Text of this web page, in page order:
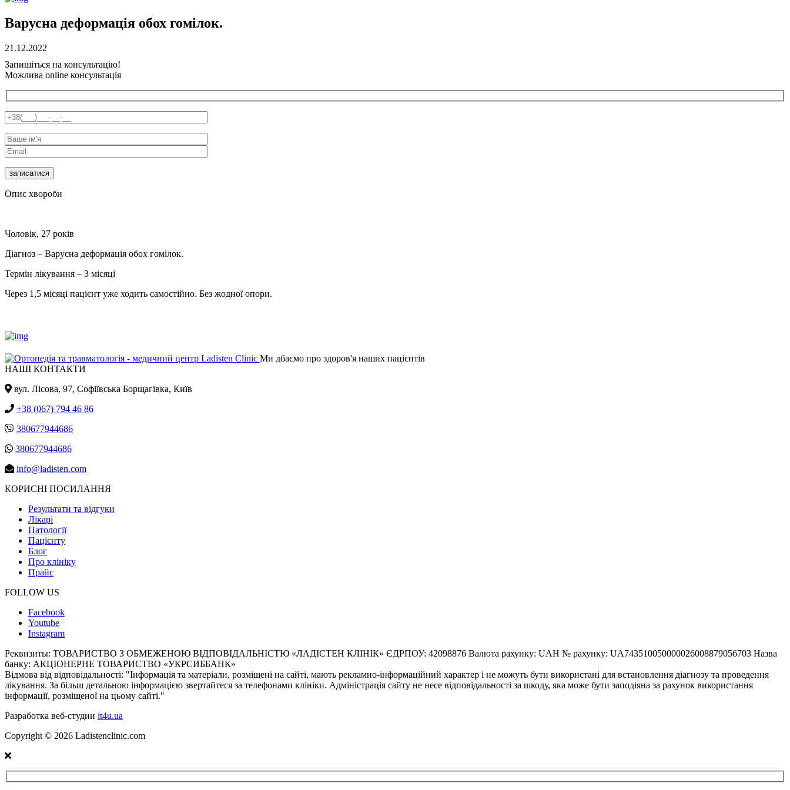
Варусна деформація обох гомілок.
21.12.2022
Запишіться на консультацію!
Можлива online консультація
Опис хвороби
Чоловік, 27 років
Діагноз – Варусна деформація обох гомілок.
Термін лікування – 3 місяці
Через 1,5 місяці пацієнт уже ходить самостійно. Без жодної опори.
Ми дбаємо про здоров'я наших пацієнтів
НАШІ КОНТАКТИ
вул. Лісова, 97, Cофіївська Борщагівка, Київ
+38 (067) 794 46 86
380677944686
380677944686
info@ladisten.com
КОРИСНІ ПОСИЛАННЯ
Результати та відгуки
Лікарі
Патології
Пацієнту
Блог
Про клініку
Прайс
FOLLOW US
Facebook
Youtube
Instagram
Реквизиты: ТОВАРИСТВО З ОБМЕЖЕНОЮ ВІДПОВІДАЛЬНІСТЮ «ЛАДІСТЕН КЛІНІК» ЄДРПОУ: 42098876 Валюта рахунку: UAH № рахунку: UA743510050000026008879056703 Назва
банку: АКЦІОНЕРНЕ ТОВАРИСТВО «УКРСИББАНК»
Відмова від відповідальності: "Інформація та матеріали, розміщені на сайті, мають рекламно-інформаційний характер і не можуть бути використані для встановлення діагнозу та проведення
лікування. За більш детальною інформацією звертайтеся за телефонами клініки. Адміністрація сайту не несе відповідальності за шкоду, яка може бути заподіяна за рахунок використання
інформації, розміщеної на цьому сайті."
Разработка веб-студии it4u.ua
Copyright © 2026 Ladistenclinic.com